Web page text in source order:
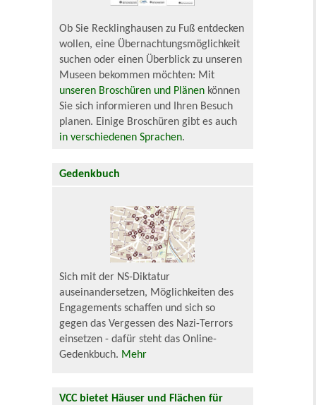
Ob Sie Recklinghausen zu Fuß entdecken
wollen, eine Übernachtungsmöglichkeit
suchen oder einen Überblick zu unseren
Museen bekommen möchten: Mit
unseren Broschüren und Plänen können
Sie sich informieren und Ihren Besuch
planen. Einige Broschüren gibt es auch
in verschiedenen Sprachen.
Gedenkbuch
Sich mit der NS-Diktatur
auseinandersetzen, Möglichkeiten des
Engagements schaffen und sich so
gegen das Vergessen des Nazi-Terrors
einsetzen - dafür steht das Online-
Gedenkbuch. Mehr
VCC bietet Häuser und Flächen für